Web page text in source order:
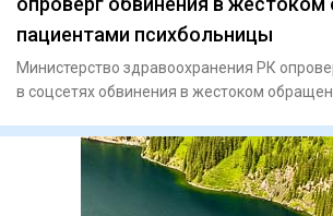
пациентами психбольницы
Министерство здравоохранения РК
в соцсетях обвинения в жестоком